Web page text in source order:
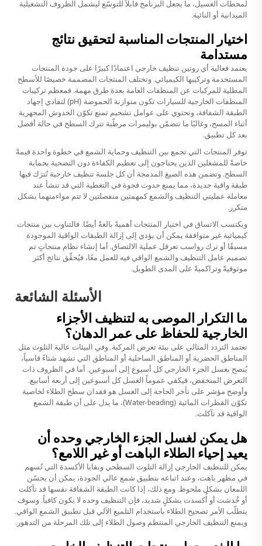
لمحطات الغسيل، ما يجعل البرنامج قابلاً للتوسّع ليشمل الظروف التشغيلية
الميدانية أو النائية.
اختيار المنتجات المناسبة لتحقيق نتائج
مستدامة
يعتمد فعالية أي روتين تنظيف خارجي اعتمادًا كبيرًا على جودة المنتجات
المستخدمة وتركيبها الكيميائي. وتختلف المنتجات المصممة خصيصًا للأسطح
المطلية للمركبات عن المنظفات العامة بعدة طرق مهمة. فمعظم تركيبات
المنظفات الخارجية للسيارات تكون متوازنة الحموضة (pH) لتفادي إجهاد
الطبقة الشفافة، وتحتوي على عوامل تشحيم تمنع تكوّن الخدوش المجهرية
أثناء المسح، وغالبًا ما تتضمّن بوليمرات مرطّبة تترك السطح في حالة أفضل
بعد كل تطبيق.
توفر المنتجات التي تجمع بين التنظيف وحماية الشمع في خطوة واحدة قيمةً
خاصةً للمشغلين الذين يحتاجون إلى تعظيم الكفاءة دون التضحية بحماية
السطح. وتضمن هذه الصيغ المدمجة أن كل جلسة تنظيف خارجية تُترَك فيها
طبقة واقية جديدة، مما يمنع حدوث فجوة في التغطية التي قد تنشأ عند
معاملة عمليتي التنظيف والشمع كمهمتين منفصلتين لا تتم مواءمتهما بشكل
متكرر.
ويكتسب الاتساق في اختيار المنتجات أهميةً بالغةً أيضًا. فالتناوب بين منتجات
كيميائية غير متوافقة يمكن أن يؤدي إلى إزالة الطبقات الواقية الموجودة
مسبقًا أو ترك رواسب تعرقل عملية الالتصاق. أما إنشاء نظام منتجاتٍ تم
تصميم عامل التنظيف والشمع الواقي فيه للعمل معًا، فيُحقِّق نتائج أكثر
موثوقيةً وتراكميةً على المدى الطويل.
الأسئلة الشائعة
ما التكرار الموصى به لتنظيف الأجزاء
الخارجية للحفاظ على عمر الدهان؟
تعتمد التردد المثالي على بيئة تعرض المركبة. وفي البيئات عالية التلوث مثل
المناطق الحضرية أو المناطق الساحلية أو المناطق التي تشهد شتاءً قاسياً،
يُنصح بغسل الجزء الخارجي كل أسبوع إلى أسبوعين. أما في الظروف ذات
التعرض المنخفض، فيكفي عموماً الغسل كل أسبوعين إلى أربعة أسابيع.
وأوضح مؤشر على تأخر الحاجة إلى الغسل هو فقدان سطح الطلاء لخاصية
تكوّن القطرات المائية (Water-beading)، ما يدل على أن طبقة الشمع
الواقية قد تآكلت.
هل يمكن لغسل الجزء الخارجي وحده أن
يعيد إحياء الطلاء الباهت أو غير اللامع؟
يمكن للتنظيف الخارجي إزالة التلوث السطحي وبقايا الأكسدة التي تُسهم
في مظهر باهت، وعند اتباعه بتطبيق شمع عالي الجودة، يمكن أن يحسّن
اللمعان بشكل ملحوظ. ومع ذلك، إذا كانت الطبقة الشفافة نفسها قد تآكلت
أو خُدشت أو أُكسدت بشكلٍ شديد، فإن التنظيف وحده لا يكون كافياً. وسوف
يتطلّب الأمر تصحيح الطلاء باستخدام التلميع الآلي قبل تطبيق الشمع الواقي.
ويمنع التنظيف الخارجي المنتظم وصول الطلاء إلى تلك المرحلة من التدهور.